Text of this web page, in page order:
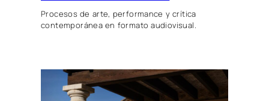
Procesos de arte, performance y crítica
contemporánea en formato audiovisual.